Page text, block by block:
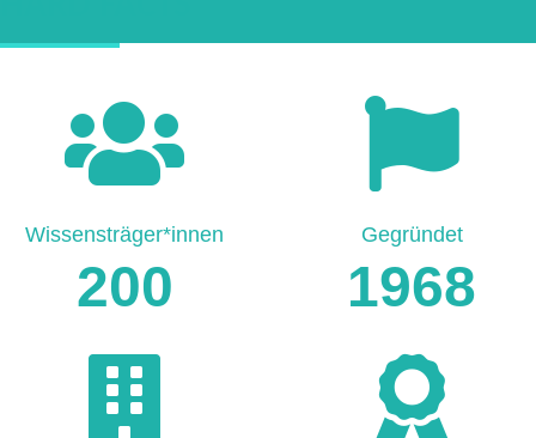
200
Wissensträger*innen
1968
Gegründet